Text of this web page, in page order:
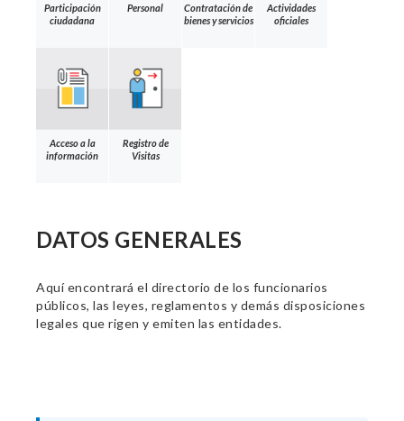
Participación
ciudadana
Personal
Contratación de
bienes y servicios
Actividades
oficiales
Acceso a la
información
Registro de
Visitas
DATOS GENERALES
Aquí encontrará el directorio de los funcionarios
públicos, las leyes, reglamentos y demás disposiciones
legales que rigen y emiten las entidades.